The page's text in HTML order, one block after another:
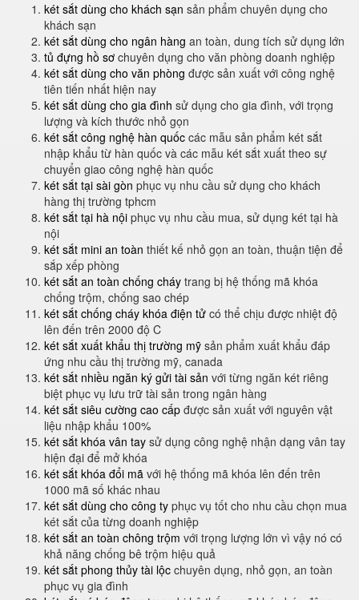
két sắt dùng cho khách sạn sản phẩm chuyên dụng cho
khách sạn
két sắt dùng cho ngân hàng an toàn, dung tích sử dụng lớn
tủ đựng hồ sơ chuyên dụng cho văn phòng doanh nghiệp
két sắt dùng cho văn phòng được sản xuất với công nghệ
tiên tiến nhất hiện nay
két sắt dùng cho gia đình sử dụng cho gia đình, với trọng
lượng và kích thước nhỏ gọn
két sắt công nghệ hàn quốc các mẫu sản phẩm két sắt
nhập khẩu từ hàn quốc và các mẫu két sắt xuất theo sự
chuyển giao công nghệ hàn quốc
két sắt tại sài gòn phục vụ nhu cầu sử dụng cho khách
hàng thị trường tphcm
két sắt tại hà nội phục vụ nhu cầu mua, sử dụng két tại hà
nội
két sắt mini an toàn thiết kế nhỏ gọn an toàn, thuận tiện để
sắp xếp phòng
két sắt an toàn chống cháy trang bị hệ thống mã khóa
chống trộm, chống sao chép
két sắt chống cháy khóa điện tử có thể chịu được nhiệt độ
lên đến trên 2000 độ C
két sắt xuất khẩu thị trường mỹ sản phẩm xuất khẩu đáp
ứng nhu cầu thị trường mỹ, canada
két sắt nhiều ngăn ký gửi tài sản với từng ngăn két riêng
biệt phục vụ lưu trữ tài sản trong ngân hàng
két sắt siêu cường cao cấp được sản xuất với nguyên vật
liệu nhập khẩu 100%
két sắt khóa vân tay sử dụng công nghệ nhận dạng vân tay
hiện đại để mở khóa
két sắt khóa đổi mã với hệ thống mã khóa lên đến trên
1000 mã số khác nhau
két sắt dùng cho công ty phục vụ tốt cho nhu cầu chọn mua
két sắt của từng doanh nghiệp
két sắt an toàn chông trộm với trọng lượng lớn vì vậy nó có
khả năng chống bê trộm hiệu quả
két sắt phong thủy tài lộc chuyên dụng, nhỏ gọn, an toàn
phục vụ gia đình